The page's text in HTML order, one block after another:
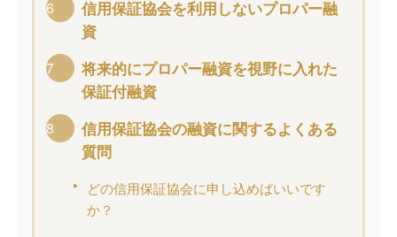
信用保証協会を利用しないプロパー融
資
将来的にプロパー融資を視野に入れた
保証付融資
信用保証協会の融資に関するよくある
質問
どの信用保証協会に申し込めばいいです
か？